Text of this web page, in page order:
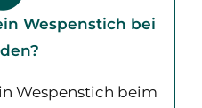
Wespenstich bei
Wespenstich beim